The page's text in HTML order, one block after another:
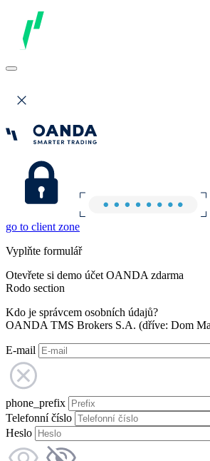
go to client zone
Vyplňte formulář
Otevřete si demo účet OANDA zdarma
Rodo section
Kdo je správcem osobních údajů?
OANDA TMS Brokers S.A. (dříve: Dom
E-mail
phone_prefix
Telefonní číslo
Heslo